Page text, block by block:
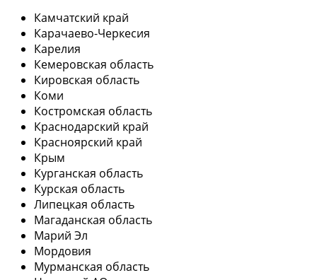
Камчатский край
Карачаево-Черкесия
Карелия
Кемеровская область
Кировская область
Коми
Костромская область
Краснодарский край
Красноярский край
Крым
Курганская область
Курская область
Липецкая область
Магаданская область
Марий Эл
Мордовия
Мурманская область